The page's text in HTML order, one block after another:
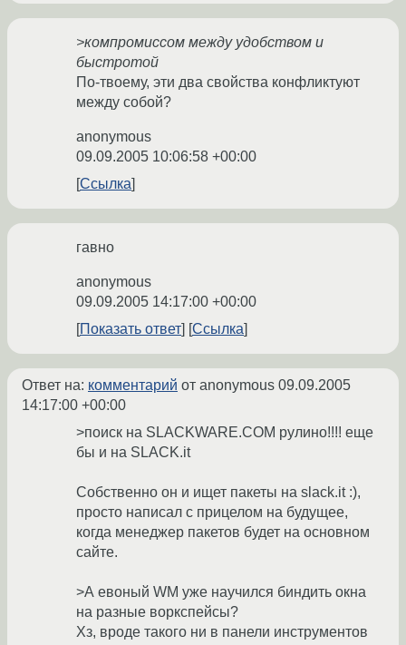
>компромиссом между удобством и
быстротой
По-твоему, эти два свойства конфликтуют
между собой?
anonymous
09.09.2005 10:06:58 +00:00
Ссылка
гавно
anonymous
09.09.2005 14:17:00 +00:00
Показать ответ
Ссылка
Ответ на: комментарий от anonymous 09.09.2005
14:17:00 +00:00
>поиск на SLACKWARE.COM рулино!!!! еще
бы и на SLACK.it
Собственно он и ищет пакеты на slack.it :),
просто написал с прицелом на будущее,
когда менеджер пакетов будет на основном
сайте.
>А евоный WM уже научился биндить окна
на разные воркспейсы?
Хз, вроде такого ни в панели инструментов